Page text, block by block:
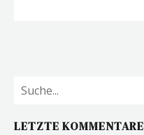
LETZTE KOMMENTARE